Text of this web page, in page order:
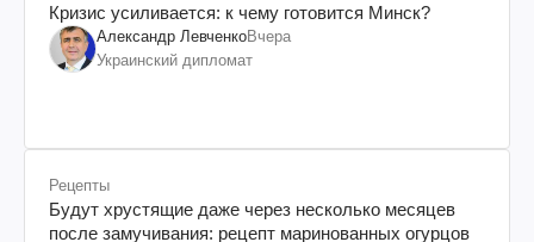
Кризис усиливается: к чему готовится Минск?
Александр ЛевченкоВчера
Украинский дипломат
Рецепты
Будут хрустящие даже через несколько месяцев
после замучивания: рецепт маринованных огурцов